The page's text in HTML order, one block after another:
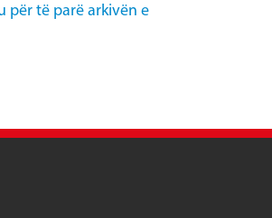
për të parë arkivën e